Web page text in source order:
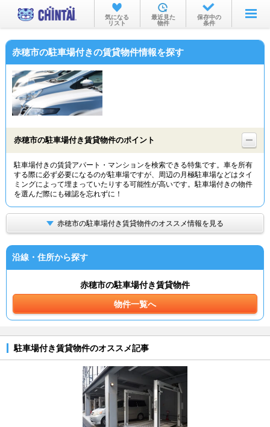
お部屋を探す
沿線・駅から
物件特集から
TOP
気になる
リスト
最近見た
物件
保存中の
条件
赤穂市の駐車場付きの賃貸物件情報を探す
赤穂市の駐車場付き賃貸物件のポイント
駐車場付きの賃貸アパート・マンションを検索できる特集です。車を所有
する際に必ず必要になるのが駐車場ですが、周辺の月極駐車場などはタイ
ミングによって埋まっていたりする可能性が高いです。駐車場付きの物件
を選んだ際にも確認を忘れずに！
赤穂市の駐車場付き賃貸物件のオススメ情報を見る
沿線・住所から探す
赤穂市の駐車場付き賃貸物件
物件一覧へ
駐車場付き賃貸物件のオススメ記事